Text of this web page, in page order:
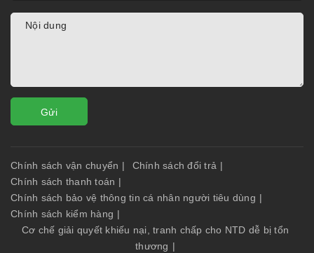
Gửi
Chính sách vận chuyển | Chính sách đổi trả |
Chính sách thanh toán |
Chính sách bảo vệ thông tin cá nhân người tiêu dùng |
Chính sách kiểm hàng |
Cơ chế giải quyết khiếu nại, tranh chấp cho NTD dễ bị tổn
thương |